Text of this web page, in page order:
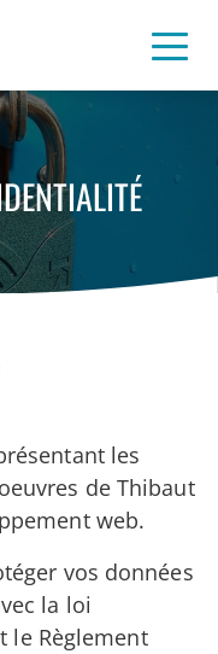
les
de Thibaut
web.
vos données
la loi
le Règlement